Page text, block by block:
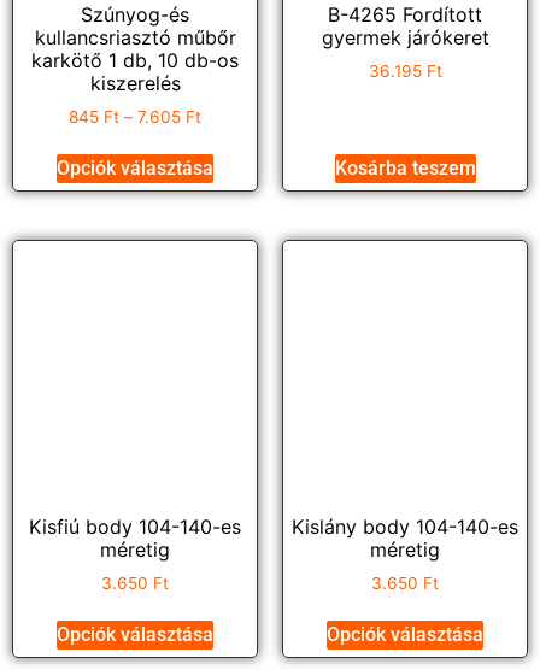
Szúnyog-és
kullancsriasztó műbőr
karkötő 1 db, 10 db-os
kiszerelés
845 Ft – 7.605 Ft
Opciók választása
B-4265 Fordított
gyermek járókeret
36.195 Ft
Kosárba teszem
Kisfiú body 104-140-es
méretig
3.650 Ft
Opciók választása
Kislány body 104-140-es
méretig
3.650 Ft
Opciók választása